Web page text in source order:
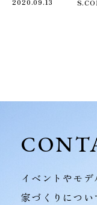
2020.09.13
イベントやモデ
家づくりについ